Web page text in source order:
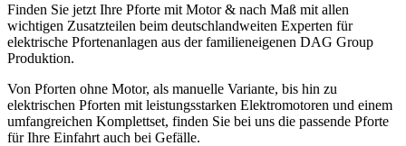
Finden Sie jetzt Ihre Pforte mit Motor & nach Maß mit allen
wichtigen Zusatzteilen beim deutschlandweiten Experten für
elektrische Pfortenanlagen aus der familieneigenen DAG Group
Produktion.
Von Pforten ohne Motor, als manuelle Variante, bis hin zu
elektrischen Pforten mit leistungsstarken Elektromotoren und einem
umfangreichen Komplettset, finden Sie bei uns die passende Pforte
für Ihre Einfahrt auch bei Gefälle.